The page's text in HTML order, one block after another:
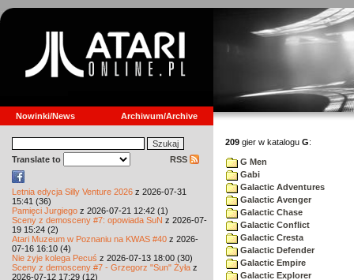
Nowinki/News Archiwum/Archive
Translate to RSS
Letnia edycja Silly Venture 2026 z 2026-07-31
15:41 (36)
Pamięci Jurgiego z 2026-07-21 12:42 (1)
Sceny z demosceny #7: opowiada SuN z 2026-07-
19 15:24 (2)
Atari Muzeum w Poznaniu na KWAS #40 z 2026-
07-16 16:10 (4)
Nie żyje kolega Pecuś z 2026-07-13 18:00 (30)
Sceny z demosceny #7 - Grzegorz "Sun" Żyła z
2026-07-12 17:29 (12)
209 gier w katalogu G:
G Men
Gabi
Galactic Adventures
Galactic Avenger
Galactic Chase
Galactic Conflict
Galactic Cresta
Galactic Defender
Galactic Empire
Galactic Explorer